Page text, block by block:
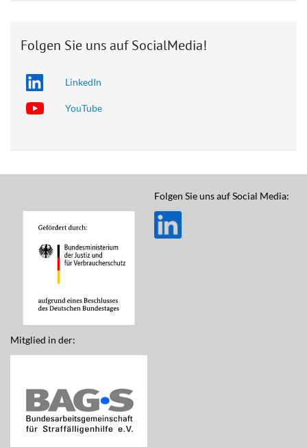
Folgen Sie uns auf SocialMedia!
LinkedIn
YouTube
Mitglied in der:
Folgen Sie uns auf Social Media: